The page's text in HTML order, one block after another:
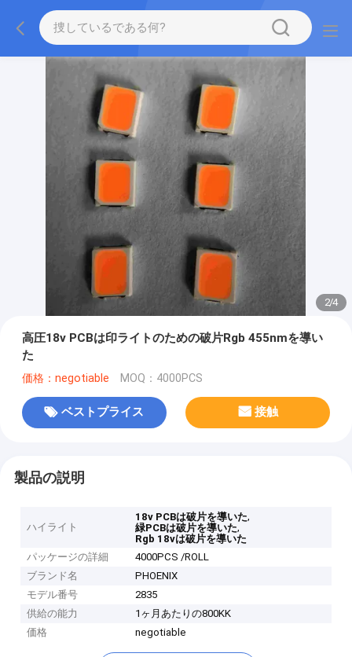
2/4
高圧18v PCBは印ライトのための破片Rgb 455nmを導い
た
価格：negotiable MOQ：4000PCS
ベストプライス 接触
製品の説明
ハイライト
18v PCBは破片を導いた,
緑PCBは破片を導いた,
Rgb 18vは破片を導いた
パッケージの詳細
4000PCS /ROLL
ブランド名
PHOENIX
モデル番号
2835
供給の能力
1ヶ月あたりの800KK
価格
negotiable